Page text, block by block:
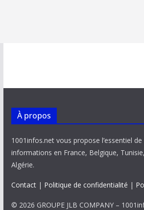
À propos
1001infos.net vous propose l’essentiel de
informations en France, Belgique,
Algérie.
Contact| Politique de confidentialité |
© 2026 GROUPE JLB COMPANY –